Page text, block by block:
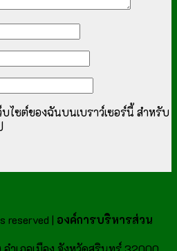
ไซต์ของฉันบนเบราว์เซอร์นี้ สำหรับ
reserved | องค์การบริหารส่วน